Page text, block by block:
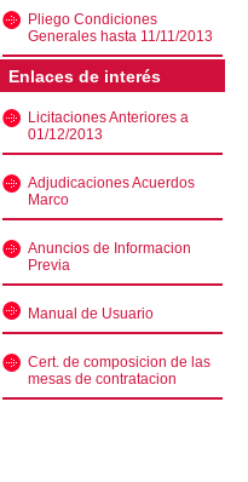
Pliego Condiciones
Generales hasta 11/11/2013
Enlaces de interés
Licitaciones Anteriores a
01/12/2013
Adjudicaciones Acuerdos
Marco
Anuncios de Informacion
Previa
Manual de Usuario
Cert. de composicion de las
mesas de contratacion